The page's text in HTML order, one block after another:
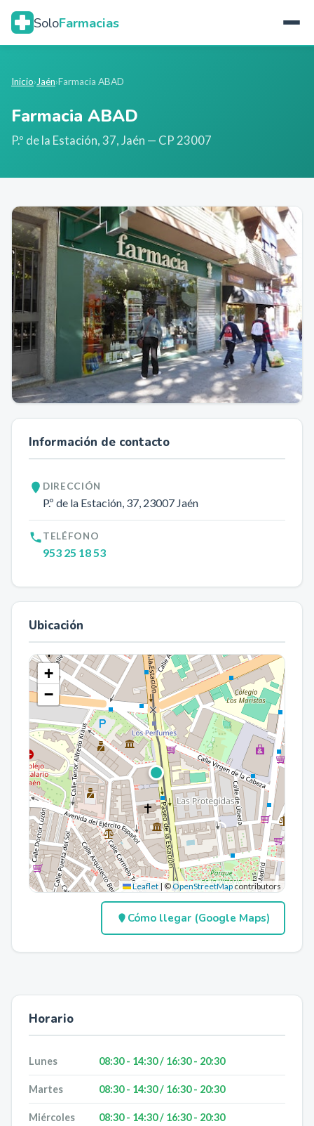
SoloFarmacias
Inicio› Jaén›Farmacia ABAD
Farmacia ABAD
P.º de la Estación, 37,Jaén — CP 23007
Información de contacto
DIRECCIÓN
P.º de la Estación, 37, 23007 Jaén
TELÉFONO
953 25 18 53
Ubicación
+
−
Leaflet | ©OpenStreetMapcontributors
Cómo llegar (Google Maps)
Horario
Lunes 08:30 - 14:30 / 16:30 - 20:30
Martes 08:30 - 14:30 / 16:30 - 20:30
Miércoles 08:30 - 14:30 / 16:30 - 20:30